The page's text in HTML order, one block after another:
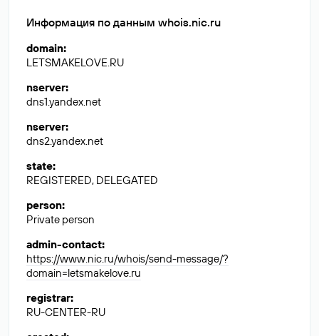
Информация по данным whois.nic.ru
domain:
LETSMAKELOVE.RU
nserver:
dns1.yandex.net
nserver:
dns2.yandex.net
state:
REGISTERED, DELEGATED
person:
Private person
admin-contact:
https://www.nic.ru/whois/send-message/?
domain=letsmakelove.ru
registrar:
RU-CENTER-RU